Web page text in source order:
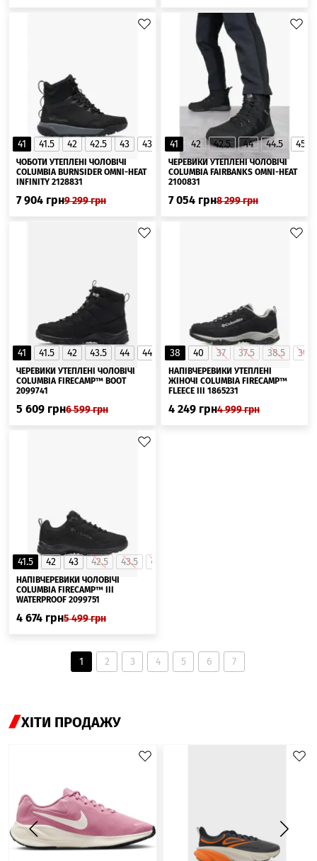
41 41.5 42 42.5 43 43,5 44 44.5
45
▲
ЧОБОТИ УТЕПЛЕНІ ЧОЛОВІЧІ
COLUMBIA BURNSIDER OMNI-HEAT
INFINITY 2128831
7 904 грн9 299грн
41 42 42.5 44 44.5 45
ЧЕРЕВИКИ УТЕПЛЕНІ ЧОЛОВІЧІ
COLUMBIA FAIRBANKS OMNI-HEAT
2100831
7 054 грн8 299грн
41 41.5 42 43.5 44 44.5 45 46 42.5
43
▲
ЧЕРЕВИКИ УТЕПЛЕНІ ЧОЛОВІЧІ
COLUMBIA FIRECAMP™ BOOT
2099741
5 609 грн6 599грн
38 40 37 37.5 38.5 39
НАПІВЧЕРЕВИКИ УТЕПЛЕНІ
ЖІНОЧІ COLUMBIA FIRECAMP™
FLEECE III 1865231
4 249 грн4 999грн
41.5 42 43 42.5 43.5 44
НАПІВЧЕРЕВИКИ ЧОЛОВІЧІ
COLUMBIA FIRECAMP™ III
WATERPROOF 2099751
4 674 грн5 499грн
1 2 3 4 5 6 7
ХІТИ ПРОДАЖУ